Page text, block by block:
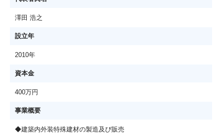
澤田 浩之
設立年
2010年
資本金
400万円
事業概要
◆建築内外装特殊建材の製造及び販売